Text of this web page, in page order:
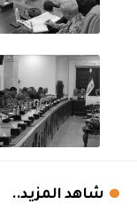
شاهد المزيد..